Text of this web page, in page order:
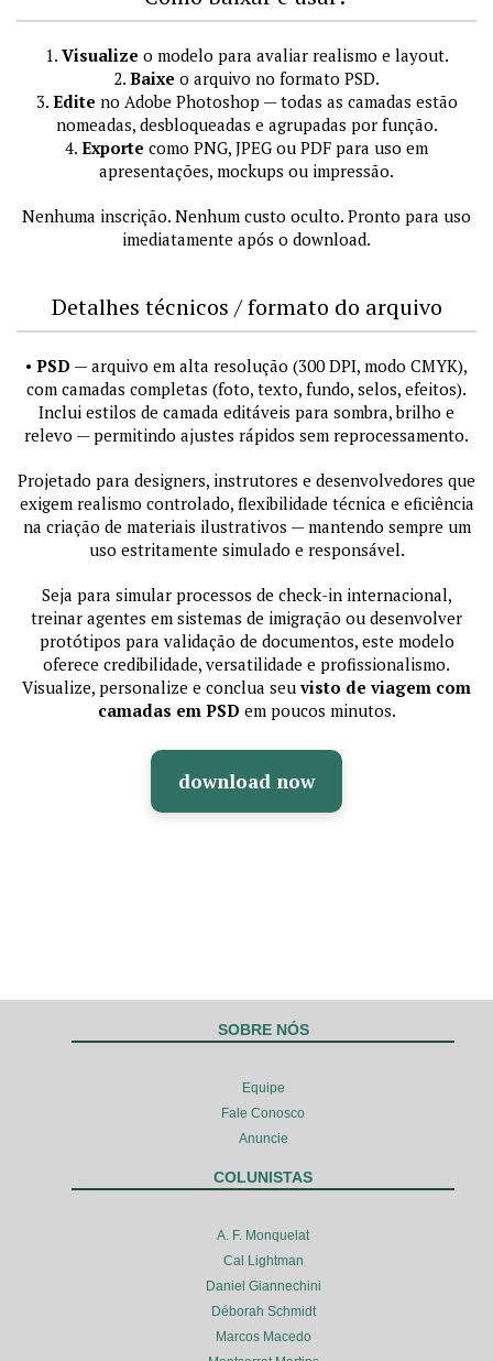
1. Visualize o modelo para avaliar realismo e layout.
2. Baixe o arquivo no formato PSD.
3. Edite no Adobe Photoshop — todas as camadas estão
nomeadas, desbloqueadas e agrupadas por função.
4. Exporte como PNG, JPEG ou PDF para uso em
apresentações, mockups ou impressão.
Nenhuma inscrição. Nenhum custo oculto. Pronto para uso
imediatamente após o download.
Detalhes técnicos / formato do arquivo
• PSD — arquivo em alta resolução (300 DPI, modo CMYK),
com camadas completas (foto, texto, fundo, selos, efeitos).
Inclui estilos de camada editáveis para sombra, brilho e
relevo — permitindo ajustes rápidos sem reprocessamento.
Projetado para designers, instrutores e desenvolvedores que
exigem realismo controlado, flexibilidade técnica e eficiência
na criação de materiais ilustrativos — mantendo sempre um
uso estritamente simulado e responsável.
Seja para simular processos de check-in internacional,
treinar agentes em sistemas de imigração ou desenvolver
protótipos para validação de documentos, este modelo
oferece credibilidade, versatilidade e profissionalismo.
Visualize, personalize e conclua seuvisto de viagem com
camadas em PSD em poucos minutos.
download now
SOBRE NÓS
Equipe
Fale Conosco
Anuncie
COLUNISTAS
A. F. Monquelat
Cal Lightman
Daniel Giannechini
Déborah Schmidt
Marcos Macedo